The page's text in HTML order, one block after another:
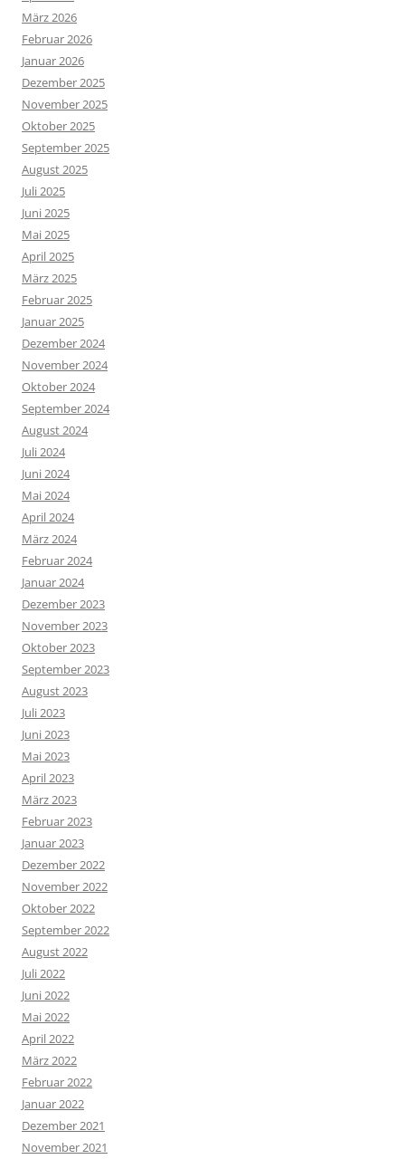
März 2026
Februar 2026
Januar 2026
Dezember 2025
November 2025
Oktober 2025
September 2025
August 2025
Juli 2025
Juni 2025
Mai 2025
April 2025
März 2025
Februar 2025
Januar 2025
Dezember 2024
November 2024
Oktober 2024
September 2024
August 2024
Juli 2024
Juni 2024
Mai 2024
April 2024
März 2024
Februar 2024
Januar 2024
Dezember 2023
November 2023
Oktober 2023
September 2023
August 2023
Juli 2023
Juni 2023
Mai 2023
April 2023
März 2023
Februar 2023
Januar 2023
Dezember 2022
November 2022
Oktober 2022
September 2022
August 2022
Juli 2022
Juni 2022
Mai 2022
April 2022
März 2022
Februar 2022
Januar 2022
Dezember 2021
November 2021